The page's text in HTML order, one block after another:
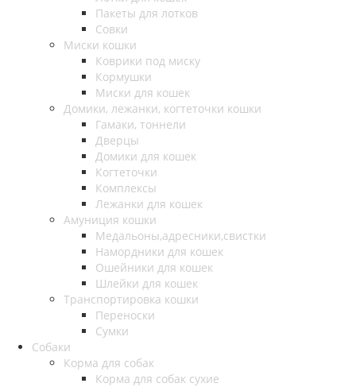
Пакеты для лотков
Совки
Миски кошки
Коврики под миску
Кормушки
Миски для кошек
Домики, лежанки, когтеточки кошки
Гамаки, тоннели
Дверцы
Домики для кошек
Когтеточки
Комплексы
Лежанки для кошек
Амуниция кошки
Медальоны,адресники,свистки
Намордники для кошек
Ошейники для кошек
Шлейки для кошек
Транспортировка кошки
Переноски
Сумки
Собаки
Корма для собак
Корма для собак сухие